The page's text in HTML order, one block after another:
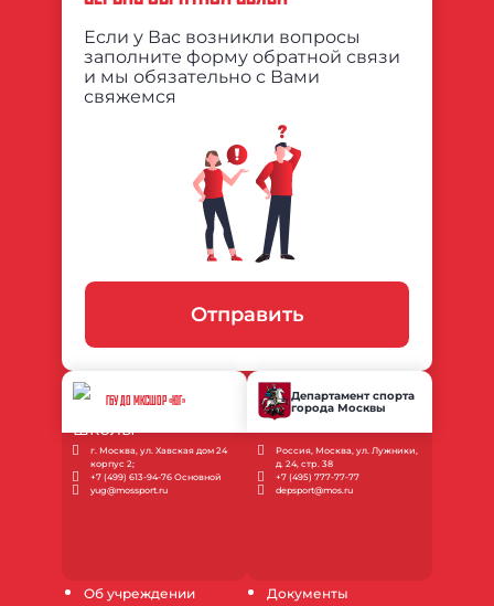
Об учреждении Документы
Если у Вас возникли вопросы
заполните форму обратной связи
и мы обязательно с Вами
свяжемся
Отправить
ГБУ ДО МКСШОР «ЮГ»
г. Москва, ул. Хавская дом 24
корпус 2;
+7 (499) 613-94-76 Основной
yug@mossport.ru
Департамент спорта
города Москвы
Россия, Москва, ул. Лужники,
д. 24, стр. 38
+7 (495) 777-77-77
depsport@mos.ru